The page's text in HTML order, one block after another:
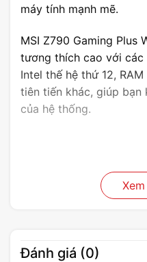
máy tính mạnh mẽ.
MSI Z790 Gaming Plus
tương thích cao với các
Intel thế hệ thứ 12,
tiên tiến khác, giúp bạn
của hệ thống.
Đánh giá (0)